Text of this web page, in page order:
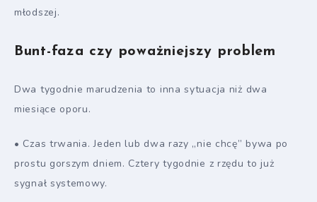
młodszej.
Bunt-faza czy poważniejszy problem
Dwa tygodnie marudzenia to inna sytuacja niż dwa
miesiące oporu.
• Czas trwania. Jeden lub dwa razy „nie chcę” bywa po
prostu gorszym dniem. Cztery tygodnie z rzędu to już
sygnał systemowy.